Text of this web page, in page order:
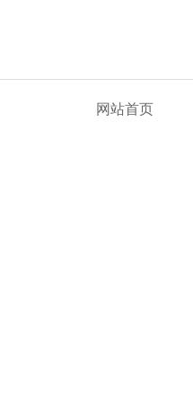
网站首页